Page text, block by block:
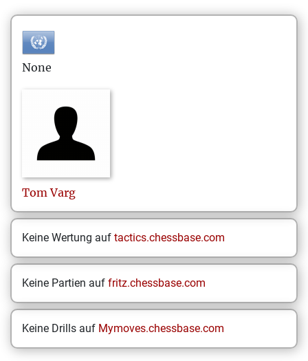
None
Tom Varg
Keine Wertung auf tactics.chessbase.com
Keine Partien auf fritz.chessbase.com
Keine Drills auf Mymoves.chessbase.com